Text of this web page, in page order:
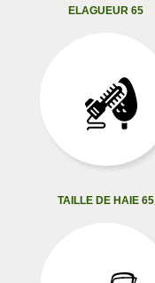
ELAGUEUR 65
TAILLE DE HAIE 65